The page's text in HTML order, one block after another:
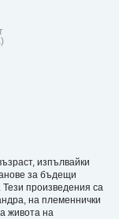
изпълвайки
за бъдещи
произведения са
на племеннички
живота на